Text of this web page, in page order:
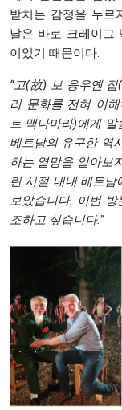
받치는 감정을 누르
날은 바로 크레이그
이었기 때문이다.
“고(故) 보 응우옌 잡
리 문화를 전혀 이
트 맥나마라)에게 말
베트남의 유구한 역
하는 열망을 알아보
린 시절 내내 베트남
보았습니다. 이번 방
조하고 싶습니다.”